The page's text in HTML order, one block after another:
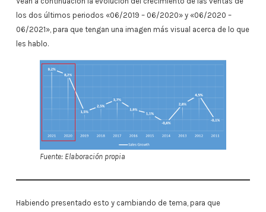
los dos últimos periodos «06/2019 – 06/2020» y «06/2020 –
06/2021», para que tengan una imagen más visual acerca de lo que
les hablo.
Fuente: Elaboración propia
Habiendo presentado esto y cambiando de tema, para que